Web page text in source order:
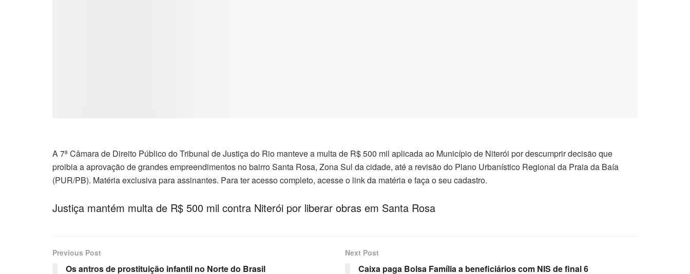
A 7ª Câmara de Direito Público do Tribunal de Justiça do Rio manteve a multa de R$ 500 mil aplicada ao Município de Niterói por descumprir decisão que
proibia a aprovação de grandes empreendimentos no bairro Santa Rosa, Zona Sul da cidade, até a revisão do Plano Urbanístico Regional da Praia da Baía
(PUR/PB). Matéria exclusiva para assinantes. Para ter acesso completo, acesse o link da matéria e faça o seu cadastro.
Justiça mantém multa de R$ 500 mil contra Niterói por liberar obras em Santa Rosa
Previous Post
Os antros de prostituição infantil no Norte do Brasil
Next Post
Caixa paga Bolsa Família a beneficiários com NIS de final 6